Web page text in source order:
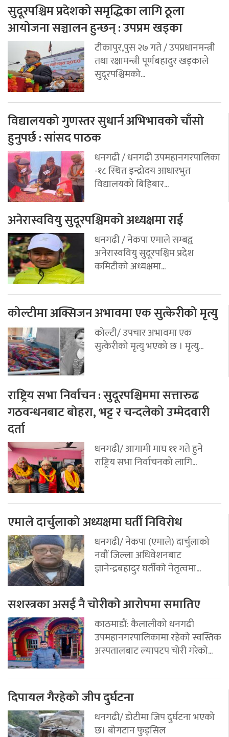
सुदूरपश्चिम प्रदेशको समृद्धिका लागि ठूला
आयोजना सञ्चालन हुन्छन् : उपप्रम खड्का
टीकापुर,पुस २७ गते / उपप्रधानमन्त्री
तथा रक्षामन्त्री पूर्णबहादुर खड्काले
सुदूरपश्चिमको...
विद्यालयको गुणस्तर सुधार्न अभिभावको चाँसो
हुनुपर्छ : सांसद पाठक
धनगढी / धनगढी उपमहानगरपालिका
-१८ स्थित इन्द्रोदय आधारभुत
विद्यालयको बिहिबार...
अनेरास्ववियु सुदूरपश्चिमको अध्यक्षमा राई
धनगढी / नेकपा एमाले सम्बद्व
अनेरास्ववियु सुदूरपश्चिम प्रदेश
कमिटीको अध्यक्षमा...
कोल्टीमा अक्सिजन अभावमा एक सुत्केरीको मृत्यु
कोल्टी/ उपचार अभावमा एक
सुत्केरीको मृत्यु भएको छ । मृत्यु...
राष्ट्रिय सभा निर्वाचन : सुदूरपश्चिममा सत्तारुढ
गठवन्धनबाट बोहरा, भट्ट र चन्दलेको उम्मेदवारी
दर्ता
धनगढी/ आगामी माघ ११ गते हुने
राष्ट्रिय सभा निर्वाचनको लागि...
एमाले दार्चुलाको अध्यक्षमा घर्ती निविरोध
धनगढी/ नेकपा (एमाले) दार्चुलाको
नवौं जिल्ला अधिवेशनबाट
ज्ञानेन्द्रबहादुर घर्तीको नेतृत्वमा...
सशस्त्रका असई नै चोरीको आरोपमा समातिए
काठमाडौं: कैलालीको धनगढी
उपमहानगरपालिकामा रहेको स्वस्तिक
अस्पतालबाट ल्यापटप चोरी गरेको...
दिपायल गैरहेको जीप दुर्घटना
धनगढी/ डोटीमा जिप दुर्घटना भएको
छ। बोगटान फुड्सिल